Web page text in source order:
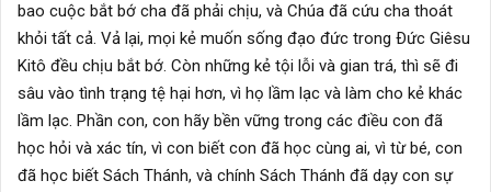
bao cuộc bắt bớ cha đã phải chịu, và Chúa đã cứu cha thoát
khỏi tất cả. Vả lại, mọi kẻ muốn sống đạo đức trong Ðức Giêsu
Kitô đều chịu bắt bớ. Còn những kẻ tội lỗi và gian trá, thì sẽ đi
sâu vào tình trạng tệ hại hơn, vì họ lầm lạc và làm cho kẻ khác
lầm lạc. Phần con, con hãy bền vững trong các điều con đã
học hỏi và xác tín, vì con biết con đã học cùng ai, vì từ bé, con
đã học biết Sách Thánh, và chính Sách Thánh đã dạy con sự